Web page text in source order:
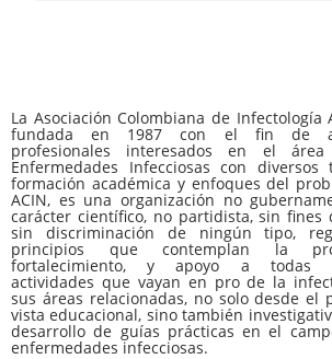
La Asociación Colombiana de Infectología
fundada en 1987 con el fin de
profesionales interesados en el
Enfermedades Infecciosas con diversos
formación académica y enfoques del
ACIN, es una organización no
carácter científico, no partidista, sin fines
sin discriminación de ningún tipo,
principios que contemplan la
fortalecimiento, y apoyo a todas
actividades que vayan en pro de la
sus áreas relacionadas, no solo desde el
vista educacional, sino también
desarrollo de guías prácticas en el
enfermedades infecciosas.